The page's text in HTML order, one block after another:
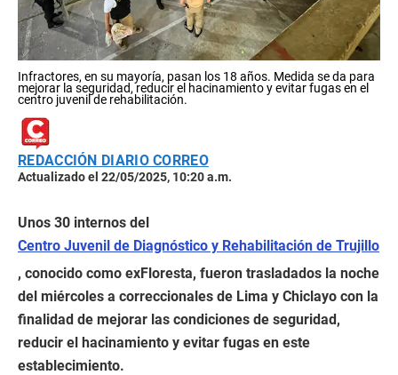
Infractores, en su mayoría, pasan los 18 años. Medida se da para
mejorar la seguridad, reducir el hacinamiento y evitar fugas en el
centro juvenil de rehabilitación.
REDACCIÓN DIARIO CORREO
Actualizado el 22/05/2025, 10:20 a.m.
Unos 30 internos del
Centro Juvenil de Diagnóstico y Rehabilitación de Trujillo
, conocido como exFloresta, fueron trasladados la noche
del miércoles a correccionales de Lima y Chiclayo con la
finalidad de mejorar las condiciones de seguridad,
reducir el hacinamiento y evitar fugas en este
establecimiento.